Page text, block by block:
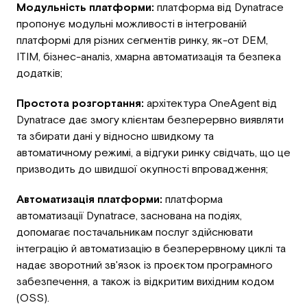
Модульність платформи: платформа від Dynatrace
пропонує модульні можливості в інтегрованій
платформі для різних сегментів ринку, як-от DEM,
ITIM, бізнес-аналіз, хмарна автоматизація та безпека
додатків;
Простота розгортання: архітектура OneAgent від
Dynatrace дає змогу клієнтам безперервно виявляти
та збирати дані у відносно швидкому та
автоматичному режимі, а відгуки ринку свідчать, що це
призводить до швидшої окупності впровадження;
Автоматизація платформи: платформа
автоматизації Dynatrace, заснована на подіях,
допомагає постачальникам послуг здійснювати
інтеграцію й автоматизацію в безперервному циклі та
надає зворотний зв'язок із проєктом програмного
забезпечення, а також із відкритим вихідним кодом
(OSS).